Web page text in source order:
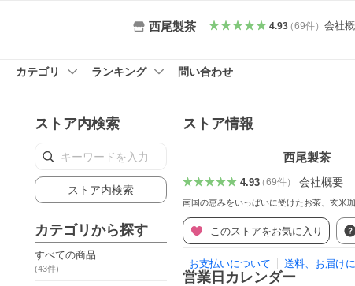
西尾製茶 4.93（69件） 会社
カテゴリ ランキング 問い合わせ
ストア内検索
ストア内検索
カテゴリから探す
すべての商品
(43件)
ストア情報
西尾製茶
4.93（69件） 会社概要
南国の恵みをいっぱいに受けたお茶、玄米
このストアをお気に入り
お支払いについて 送料、お届け
営業日カレンダー